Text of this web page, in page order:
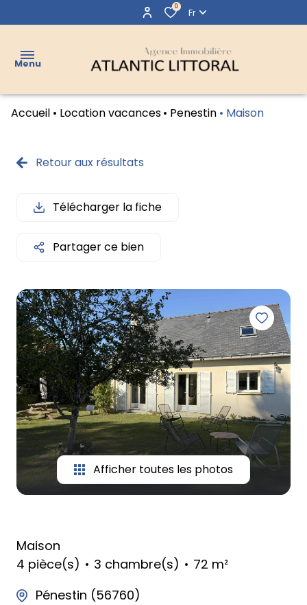
0
Fr
Menu
LOCATIONS
VACANCES
CONTACT
Accueil Location vacances Penestin Maison
Retour aux résultats
Télécharger la fiche
Partager ce bien
Afficher toutes les photos
Maison
4 pièce(s)
3 chambre(s)
72 m²
Pénestin (56760)